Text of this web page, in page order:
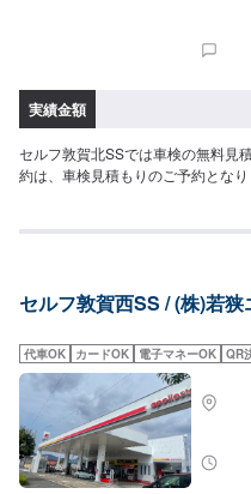
実績金額
セルフ敦賀北SSでは車検の無料見
約は、車検見積もりのご予約とな
セルフ敦賀西SS / (株)若
代車OK カードOK 電子マネーOK QR